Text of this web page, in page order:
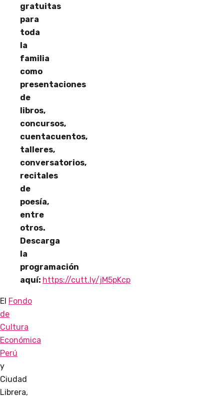
gratuitas
para
toda
la
familia
como
presentaciones
de
libros,
concursos,
cuentacuentos,
talleres,
conversatorios,
recitales
de
poesía,
entre
otros.
Descarga
la
programación
aquí: https://cutt.ly/jM5pKcp
El Fondo
de
Cultura
Económica
Perú
y
Ciudad
Librera,